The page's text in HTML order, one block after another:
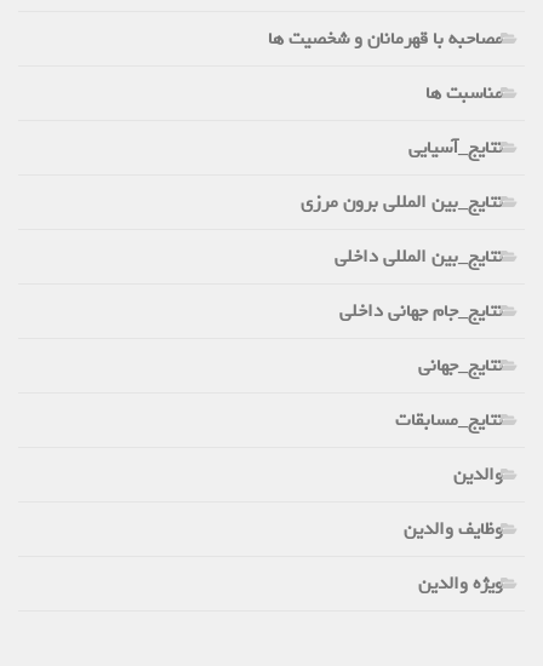
مصاحبه با قهرمانان و شخصیت ها
مناسبت ها
نتایج_آسیایی
نتایج_بین المللی برون مرزی
نتایج_بین المللی داخلی
نتایج_جام جهانی داخلی
نتایج_جهانی
نتایج_مسابقات
والدین
وظایف والدین
ویژه والدین